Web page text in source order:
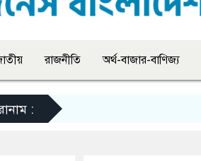
রাজনীতি অর্থ-বাজার-বাণিজ্য
: